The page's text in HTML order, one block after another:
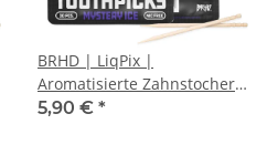
BRHD | LiqPix |
Aromatisierte Zahnstocher |
Mystery Ice
5,90 € *